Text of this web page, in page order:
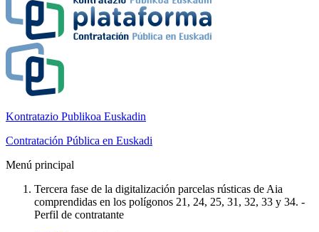
Kontratazio Publikoa Euskadin
Contratación Pública en Euskadi
Menú principal
Tercera fase de la digitalización parcelas rústicas de Aia
comprendidas en los polígonos 21, 24, 25, 31, 32, 33 y 34. -
Perfil de contratante